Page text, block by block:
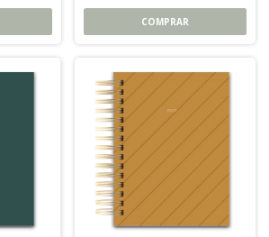
COMPRAR